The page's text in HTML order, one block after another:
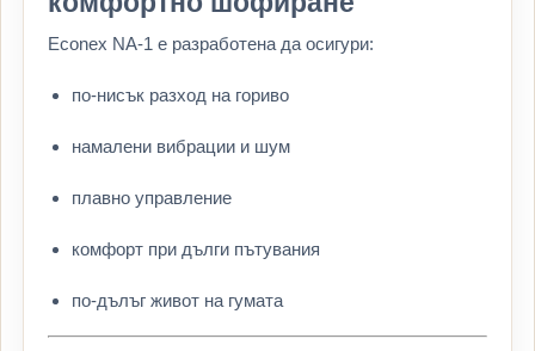
Econex NA-1 е разработена да осигури:
по-нисък разход на гориво
намалени вибрации и шум
плавно управление
комфорт при дълги пътувания
по-дълъг живот на гумата